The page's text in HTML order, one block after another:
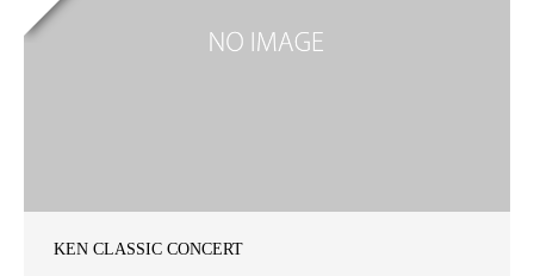
KEN CLASSIC CONCERT